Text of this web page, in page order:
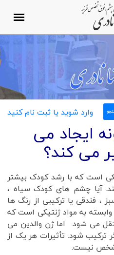
وارد شوید یا ثبت نام کنید
ایجاد می
می کند؟
است که با رشد کودک بیشتر
آیا چشم های کودک سیاه ،
، فندقی یا ترکیبی از رنگ ها
به مواد ژنتیکی است که
می شود. اما ژن والدین می
ترکیب شود. تأثیرات هر یک از
مشخص نیست.